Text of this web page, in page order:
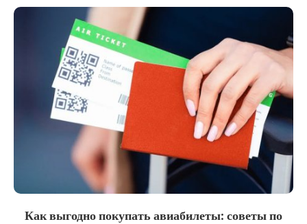
Как выгодно покупать авиабилеты: советы по